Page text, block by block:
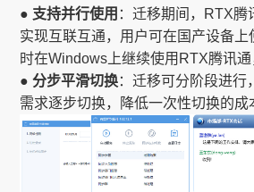
● 支持并行使用 ：迁移期间，RTX腾
实现互联互通，用户可在国产设备上
时在Windows上继续使用RTX腾讯通
● 分步平滑切换：迁移可分阶段进行
需求逐步切换，降低一次性切换的成